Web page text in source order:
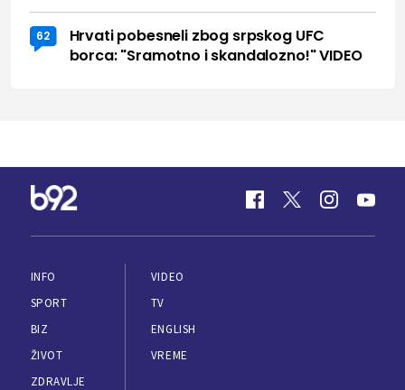
62
Hrvati pobesneli zbog srpskog UFC
borca: "Sramotno i skandalozno!" VIDEO
INFO
SPORT
BIZ
ŽIVOT
ZDRAVLJE
VIDEO
TV
ENGLISH
VREME